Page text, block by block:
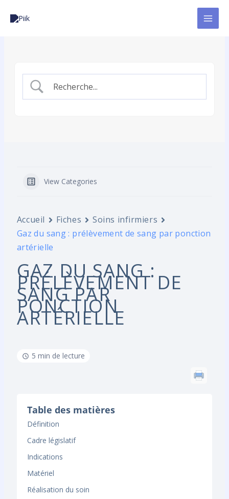
View Categories
Accueil Fiches
Soins infirmiers
Gaz du sang : prélèvement de sang par ponction
artérielle
GAZ DU SANG :
PRÉLÈVEMENT DE
SANG PAR
PONCTION
ARTÉRIELLE
5 min de lecture
Table des matières
Définition
Cadre législatif
Indications
Matériel
Réalisation du soin